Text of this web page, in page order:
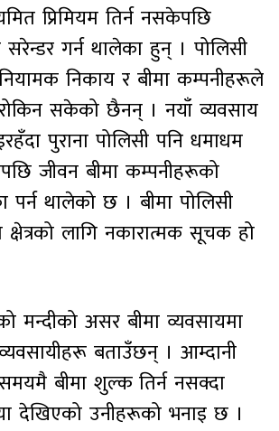
प्रिमियम तिर्न नसकेपछि
गर्न थालेका हुन् । पोलिसी
निकाय र बीमा कम्पनीहरूले
सकेको छैनन् । नयाँ व्यवसाय
पुराना पोलिसी पनि धमाधम
जीवन बीमा कम्पनीहरूको
थालेको छ । बीमा पोलिसी
क्षेत्रको लागि नकारात्मक सूचक हो
मन्दीको असर बीमा व्यवसायमा
बताउँछन् । आम्दानी
बीमा शुल्क तिर्न नसक्दा
देखिएको उनीहरूको भनाइ छ ।